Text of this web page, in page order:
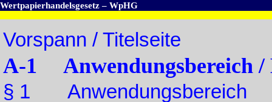
Wertpapierhandelsgesetz – WpHG
Vorspann / Titelseite
A-1 Anwendungsbereich /
§ 1 Anwendungsbereich